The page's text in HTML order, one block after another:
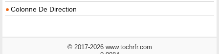
Colonne De Direction
© 2017-2026 www.tochrfr.com